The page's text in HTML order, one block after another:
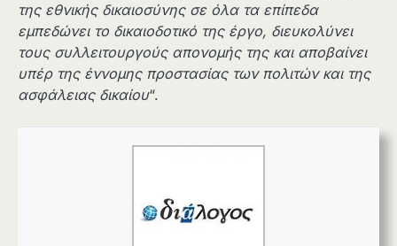
της εθνικής δικαιοσύνης σε όλα τα επίπεδα
εμπεδώνει το δικαιοδοτικό της έργο, διευκολύνει
τους συλλειτουργούς απονομής της και αποβαίνει
υπέρ της έννομης προστασίας των πολιτών και της
ασφάλειας δικαίου“.